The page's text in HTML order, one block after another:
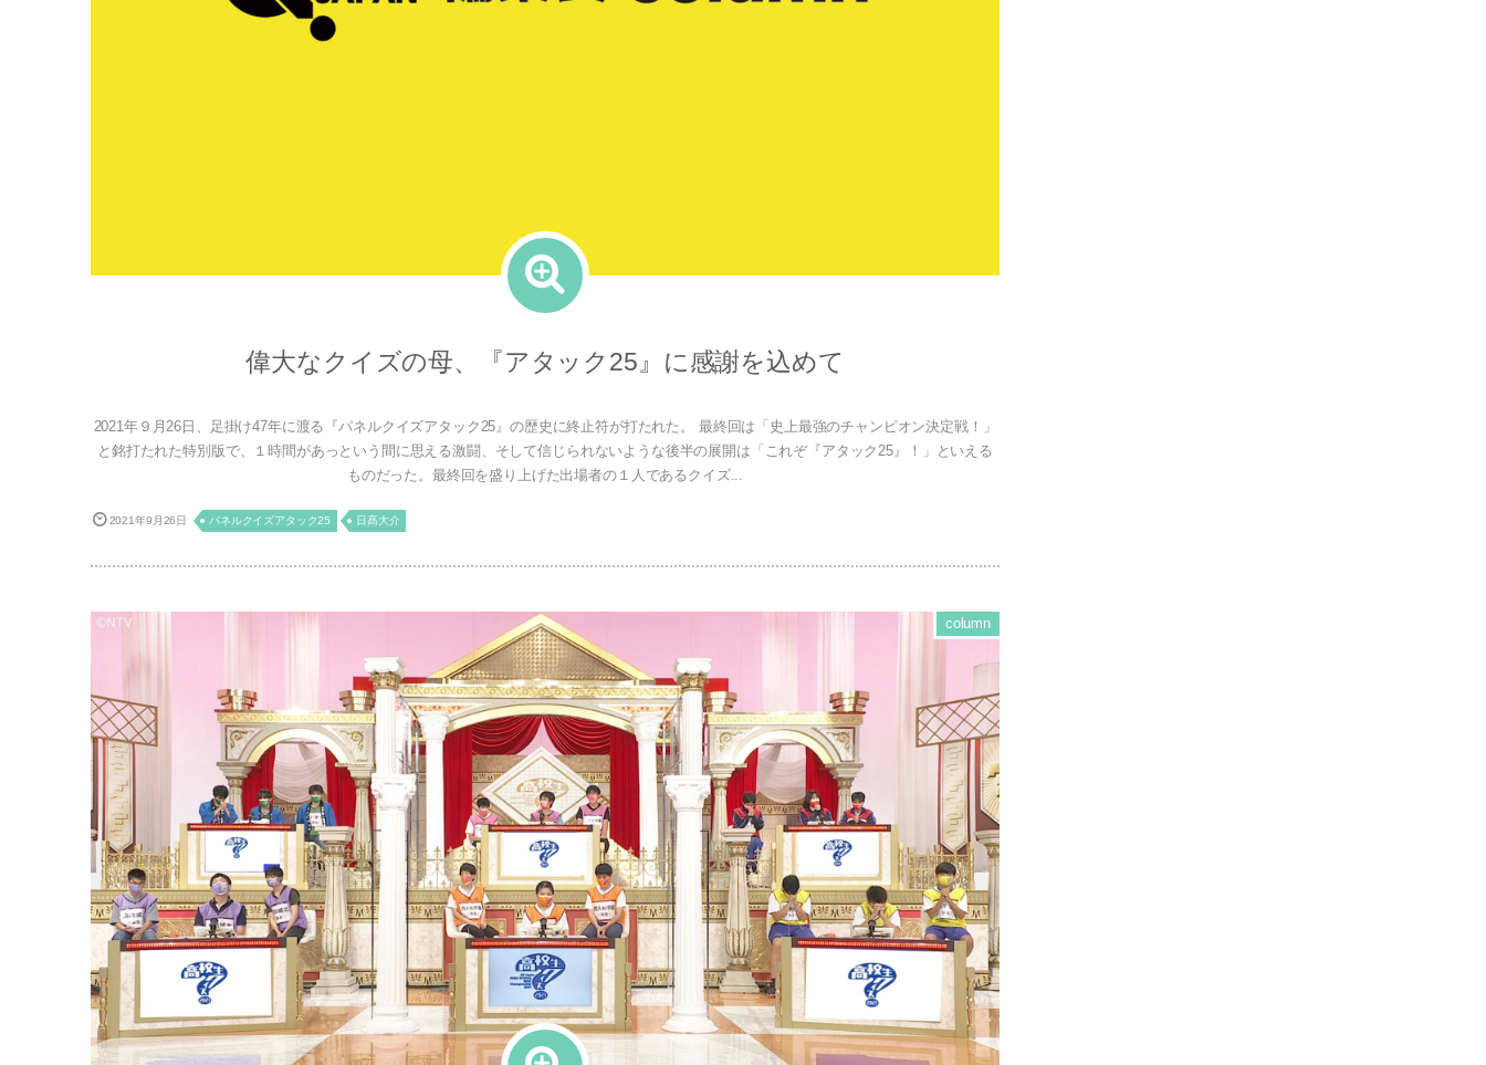
偉大なクイズの母、『アタック25』に感謝を込めて
2021年９月26日、足掛け47年に渡る『パネルクイズアタック25』の歴史に終止符が打たれた。 最終回は「史上最強のチャンピオン決定戦！」
と銘打たれた特別版で、１時間があっという間に思える激闘、そして信じられないような後半の展開は「これぞ『アタック25』！」といえる
ものだった。最終回を盛り上げた出場者の１人であるクイズ...
2021年9月26日 パネルクイズアタック25 日髙大介
column